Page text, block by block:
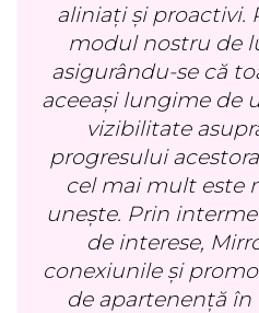
aliniați și proactivi.
modul nostru de
asigurându-se că
aceeași lungime de
vizibilitate
progresului
cel mai mult este
unește. Prin
de interese,
conexiunile și
de apartenență